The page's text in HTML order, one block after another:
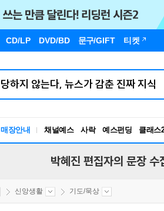
CD/LP DVD/BD 문구/GIFT 티켓
매장안내 채널예스 사락 예스펀딩 클래스
박혜진 편집자의 문장 수
신앙생활 기도/묵상